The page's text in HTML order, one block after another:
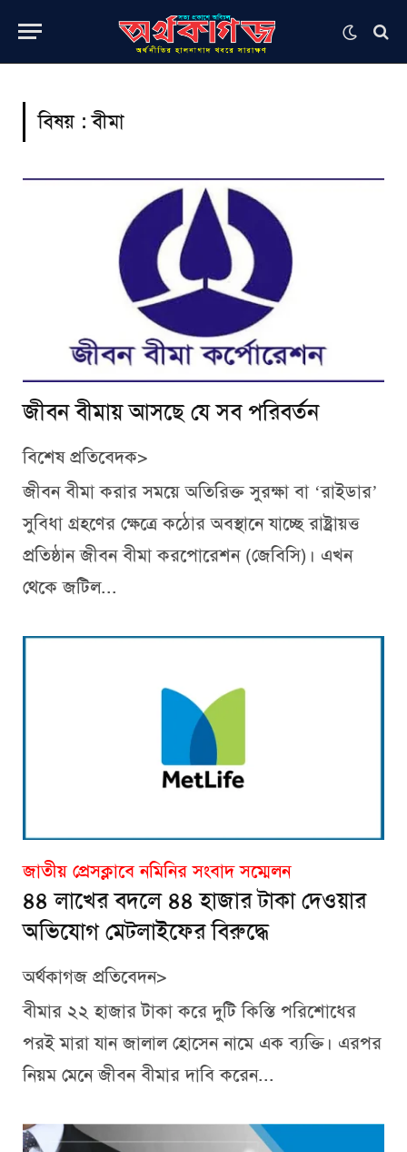
বিষয় :বীমা
জীবন বীমায় আসছে যে সব পরিবর্তন
বিশেষ প্রতিবেদক>
জীবন বীমা করার সময়ে অতিরিক্ত সুরক্ষা বা ‘রাইডার’
সুবিধা গ্রহণের ক্ষেত্রে কঠোর অবস্থানে যাচ্ছে রাষ্ট্রায়ত্ত
প্রতিষ্ঠান জীবন বীমা করপোরেশন (জেবিসি)। এখন
থেকে জটিল...
জাতীয় প্রেসক্লাবে নমিনির সংবাদ সম্মেলন
৪৪ লাখের বদলে ৪৪ হাজার টাকা দেওয়ার
অভিযোগ মেটলাইফের বিরুদ্ধে
অর্থকাগজ প্রতিবেদন>
বীমার ২২ হাজার টাকা করে দুটি কিস্তি পরিশোধের
পরই মারা যান জালাল হোসেন নামে এক ব্যক্তি। এরপর
নিয়ম মেনে জীবন বীমার দাবি করেন...